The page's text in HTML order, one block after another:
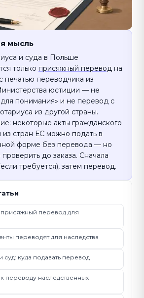
мысль
и суда в Польше
только присяжный перевод на
печатью переводчика из
юстиции — не
понимания» и не перевод с
из другой страны.
некоторые акты гражданского
из стран ЕС можно подать в
форме без перевода — но
до заказа. Сначала
требуется), затем перевод.
присяжный перевод для
переводят для наследства
суд: куда подавать перевод
переводу наследственных